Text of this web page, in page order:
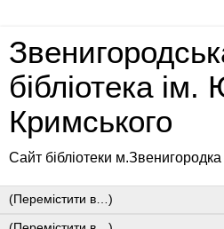
бібліотека
Кримського
Сайт бібліотеки м.Звенигородка